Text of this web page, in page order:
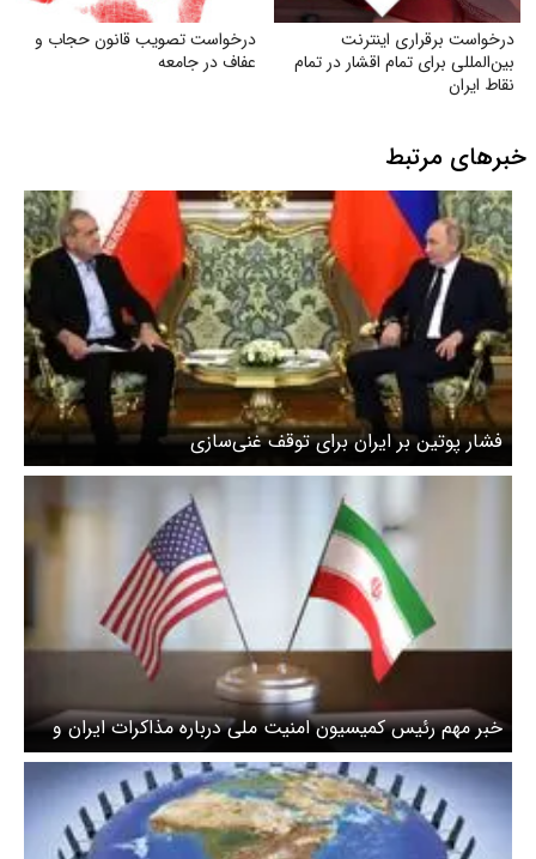
درخواست برقراری اینترنت
بین‌المللی برای تمام اقشار در تمام
نقاط ایران
درخواست تصویب قانون حجاب و
عفاف در جامعه
خبرهای مرتبط
فشار پوتین بر ایران برای توقف غنی‌سازی
خبر مهم رئیس کمیسیون امنیت ملی درباره مذاکرات ایران و
آمریکا